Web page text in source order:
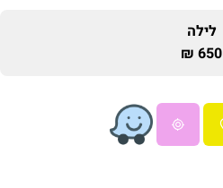
לילה
650 ₪